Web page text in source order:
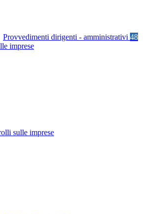
Provvedimenti dirigenti - amministrativi 48
imprese
sulle imprese